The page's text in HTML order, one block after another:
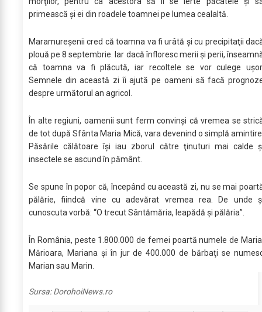
primească şi ei din roadele toamnei pe lumea cealaltă.
Maramureşenii cred că toamna va fi urâtă şi cu precipitaţii
plouă pe 8 septembrie. Iar dacă înfloresc merii şi perii,
că toamna va fi plăcută, iar recoltele se vor culege
Semnele din această zi îi ajută pe oameni să facă
despre următorul an agricol.
În alte regiuni, oamenii sunt ferm convinşi că vremea se
de tot după Sfânta Maria Mică, vara devenind o simplă
Păsările călătoare îşi iau zborul către ţinuturi mai calde
insectele se ascund în pământ.
Se spune în popor că, începând cu această zi, nu se mai
pălărie, fiindcă vine cu adevărat vremea rea. De unde
cunoscuta vorbă: “O trecut Sântămăria, leapădă şi pălăria”.
În România, peste 1.800.000 de femei poartă numele de
Mărioara, Mariana şi în jur de 400.000 de bărbaţi se
Marian sau Marin.
Sursa:DorohoiNews.ro